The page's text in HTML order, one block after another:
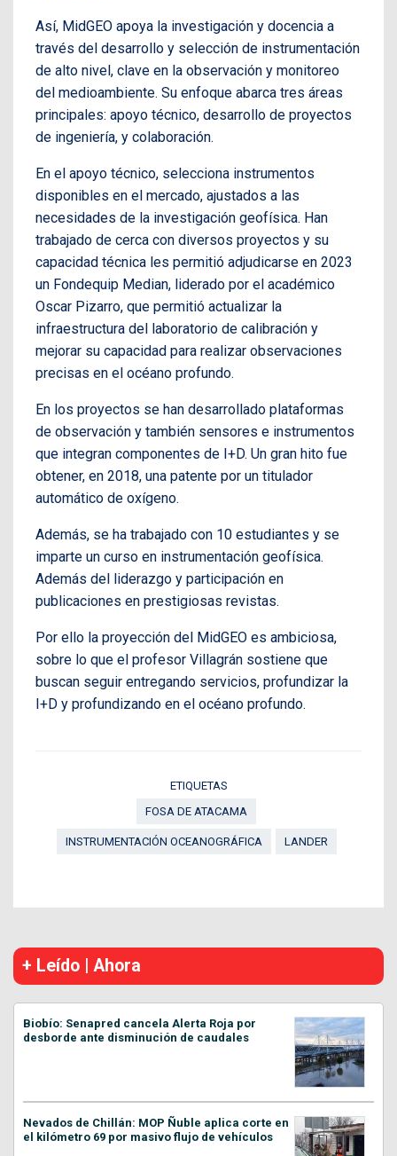
Así, MidGEO apoya la investigación y docencia a
través del desarrollo y selección de instrumentación
de alto nivel, clave en la observación y monitoreo
del medioambiente. Su enfoque abarca tres áreas
principales: apoyo técnico, desarrollo de proyectos
de ingeniería, y colaboración.
En el apoyo técnico, selecciona instrumentos
disponibles en el mercado, ajustados a las
necesidades de la investigación geofísica. Han
trabajado de cerca con diversos proyectos y su
capacidad técnica les permitió adjudicarse en 2023
un Fondequip Median, liderado por el académico
Oscar Pizarro, que permitió actualizar la
infraestructura del laboratorio de calibración y
mejorar su capacidad para realizar observaciones
precisas en el océano profundo.
En los proyectos se han desarrollado plataformas
de observación y también sensores e instrumentos
que integran componentes de I+D. Un gran hito fue
obtener, en 2018, una patente por un titulador
automático de oxígeno.
Además, se ha trabajado con 10 estudiantes y se
imparte un curso en instrumentación geofísica.
Además del liderazgo y participación en
publicaciones en prestigiosas revistas.
Por ello la proyección del MidGEO es ambiciosa,
sobre lo que el profesor Villagrán sostiene que
buscan seguir entregando servicios, profundizar la
I+D y profundizando en el océano profundo.
ETIQUETAS
FOSA DE ATACAMA
INSTRUMENTACIÓN OCEANOGRÁFICA LANDER
+ Leído | Ahora
Biobío: Senapred cancela Alerta Roja por
desborde ante disminución de caudales
Nevados de Chillán: MOP Ñuble aplica corte en
el kilómetro 69 por masivo flujo de vehículos